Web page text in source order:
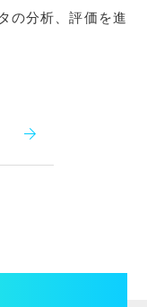
の分析、評価を進